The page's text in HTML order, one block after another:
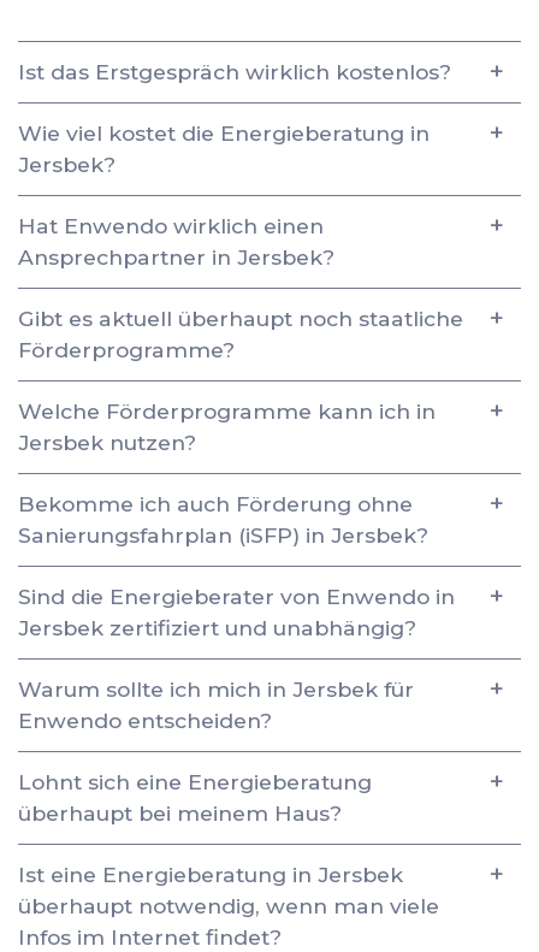
Ist das Erstgespräch wirklich kostenlos?
Wie viel kostet die Energieberatung in
Jersbek?
Hat Enwendo wirklich einen
Ansprechpartner in Jersbek?
Gibt es aktuell überhaupt noch staatliche
Förderprogramme?
Welche Förderprogramme kann ich in
Jersbek nutzen?
Bekomme ich auch Förderung ohne
Sanierungsfahrplan (iSFP) in Jersbek?
Sind die Energieberater von Enwendo in
Jersbek zertifiziert und unabhängig?
Warum sollte ich mich in Jersbek für
Enwendo entscheiden?
Lohnt sich eine Energieberatung
überhaupt bei meinem Haus?
Ist eine Energieberatung in Jersbek
überhaupt notwendig, wenn man viele
Infos im Internet findet?